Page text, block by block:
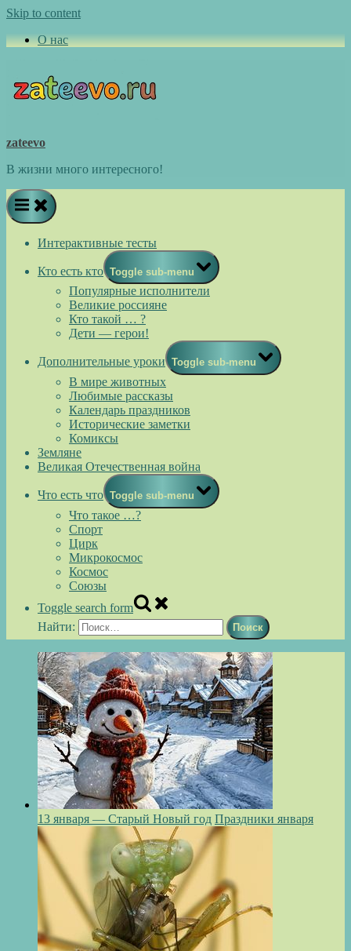
Skip to content
О нас
zateevo
В жизни много интересного!
Интерактивные тесты
Кто есть кто Toggle sub-menu
Популярные исполнители
Великие россияне
Кто такой … ?
Дети — герои!
Дополнительные уроки Toggle sub-menu
В мире животных
Любимые рассказы
Календарь праздников
Исторические заметки
Комиксы
Земляне
Великая Отечественная война
Что есть что Toggle sub-menu
Что такое …?
Спорт
Цирк
Микрокосмос
Космос
Союзы
Toggle search form
Найти:
13 января — Старый Новый год Праздники января